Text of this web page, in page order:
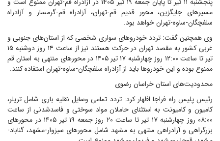
مسیرهای جایگزین، محور قدیم قم-تهران، آزادراه قم-گرمسار و آزادراه
سلفچگان-ساوه-تهران خواهد بود.
وی همچنین گفت: تردد خودروهای سواری شخصی که از استان‌های جنوبی و
غربی کشور به مقصد تهران در حرکت هستند نیز از ساعت ۱۴ روز دوشنبه ۱۵
تیر تا ساعت ۱۲:۰۰ روز چهارشنبه ۱۷ تیر ۱۴۰۵ در محورهای منتهی به استان قم
ممنوع بوده و این خودروها باید از آزادراه سلفچگان-ساوه-تهران استفاده کنند.
محدودیت‌های استان خراسان رضوی
رئیس پلیس راه فراجا اظهار کرد: تردد تمامی وسایل نقلیه باری شامل تریلر،
کامیون و کامیونت به استثنای حاملان مواد سوختی و فاسدشدنی از ساعت
۰۸:۰۰ روز چهارشنبه ۱۷ تیر تا ساعت ۲۰ روز جمعه ۱۹ تیر ۱۴۰۵ در محورهای
بزرگراهی و آزادراهی منتهی به مشهد شامل محورهای سبزوار-مشهد، گناباد-